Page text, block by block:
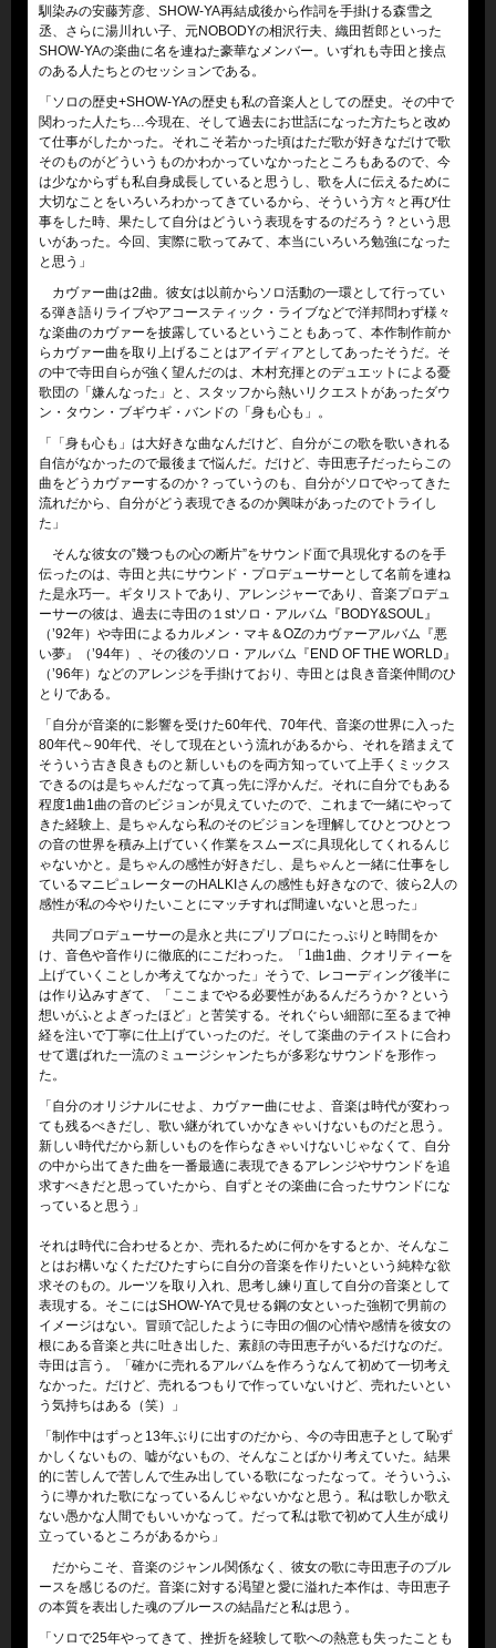
馴染みの安藤芳彦、SHOW-YA再結成後から作詞を手掛ける森雪之
丞、さらに湯川れい子、元NOBODYの相沢行夫、織田哲郎といった
SHOW-YAの楽曲に名を連ねた豪華なメンバー。いずれも寺田と接点
のある人たちとのセッションである。
「ソロの歴史+SHOW-YAの歴史も私の音楽人としての歴史。その中で
関わった人たち…今現在、そして過去にお世話になった方たちと改め
て仕事がしたかった。それこそ若かった頃はただ歌が好きなだけで歌
そのものがどういうものかわかっていなかったところもあるので、今
は少なからずも私自身成長していると思うし、歌を人に伝えるために
大切なことをいろいろわかってきているから、そういう方々と再び仕
事をした時、果たして自分はどういう表現をするのだろう？という思
いがあった。今回、実際に歌ってみて、本当にいろいろ勉強になった
と思う」
カヴァー曲は2曲。彼女は以前からソロ活動の一環として行ってい
る弾き語りライブやアコースティック・ライブなどで洋邦問わず様々
な楽曲のカヴァーを披露しているということもあって、本作制作前か
らカヴァー曲を取り上げることはアイディアとしてあったそうだ。そ
の中で寺田自らが強く望んだのは、木村充揮とのデュエットによる憂
歌団の「嫌んなった」と、スタッフから熱いリクエストがあったダウ
ン・タウン・ブギウギ・バンドの「身も心も」。
「「身も心も」は大好きな曲なんだけど、自分がこの歌を歌いきれる
自信がなかったので最後まで悩んだ。だけど、寺田恵子だったらこの
曲をどうカヴァーするのか？っていうのも、自分がソロでやってきた
流れだから、自分がどう表現できるのか興味があったのでトライし
た」
そんな彼女の‟幾つもの心の断片”をサウンド面で具現化するのを手
伝ったのは、寺田と共にサウンド・プロデューサーとして名前を連ね
た是永巧一。ギタリストであり、アレンジャーであり、音楽プロデュ
ーサーの彼は、過去に寺田の１stソロ・アルバム『BODY&SOUL』
（’92年）や寺田によるカルメン・マキ＆OZのカヴァーアルバム『悪
い夢』（’94年）、その後のソロ・アルバム『END OF THE WORLD』
（’96年）などのアレンジを手掛けており、寺田とは良き音楽仲間のひ
とりである。
「自分が音楽的に影響を受けた60年代、70年代、音楽の世界に入った
80年代～90年代、そして現在という流れがあるから、それを踏まえて
そういう古き良きものと新しいものを両方知っていて上手くミックス
できるのは是ちゃんだなって真っ先に浮かんだ。それに自分でもある
程度1曲1曲の音のビジョンが見えていたので、これまで一緒にやって
きた経験上、是ちゃんなら私のそのビジョンを理解してひとつひとつ
の音の世界を積み上げていく作業をスムーズに具現化してくれるんじ
ゃないかと。是ちゃんの感性が好きだし、是ちゃんと一緒に仕事をし
ているマニピュレーターのHALKIさんの感性も好きなので、彼ら2人の
感性が私の今やりたいことにマッチすれば間違いないと思った」
共同プロデューサーの是永と共にプリプロにたっぷりと時間をか
け、音色や音作りに徹底的にこだわった。「1曲1曲、クオリティーを
上げていくことしか考えてなかった」そうで、レコーディング後半に
は作り込みすぎて、「ここまでやる必要性があるんだろうか？という
想いがふとよぎったほど」と苦笑する。それぐらい細部に至るまで神
経を注いで丁寧に仕上げていったのだ。そして楽曲のテイストに合わ
せて選ばれた一流のミュージシャンたちが多彩なサウンドを形作っ
た。
「自分のオリジナルにせよ、カヴァー曲にせよ、音楽は時代が変わっ
ても残るべきだし、歌い継がれていかなきゃいけないものだと思う。
新しい時代だから新しいものを作らなきゃいけないじゃなくて、自分
の中から出てきた曲を一番最適に表現できるアレンジやサウンドを追
求すべきだと思っていたから、自ずとその楽曲に合ったサウンドにな
っていると思う」
それは時代に合わせるとか、売れるために何かをするとか、そんなこ
とはお構いなくただひたすらに自分の音楽を作りたいという純粋な欲
求そのもの。ルーツを取り入れ、思考し練り直して自分の音楽として
表現する。そこにはSHOW-YAで見せる鋼の女といった強靭で男前の
イメージはない。冒頭で記したように寺田の個の心情や感情を彼女の
根にある音楽と共に吐き出した、素顔の寺田恵子がいるだけなのだ。
寺田は言う。「確かに売れるアルバムを作ろうなんて初めて一切考え
なかった。だけど、売れるつもりで作っていないけど、売れたいとい
う気持ちはある（笑）」
「制作中はずっと13年ぶりに出すのだから、今の寺田恵子として恥ず
かしくないもの、嘘がないもの、そんなことばかり考えていた。結果
的に苦しんで苦しんで生み出している歌になったなって。そういうふ
うに導かれた歌になっているんじゃないかなと思う。私は歌しか歌え
ない愚かな人間でもいいかなって。だって私は歌で初めて人生が成り
立っているところがあるから」
だからこそ、音楽のジャンル関係なく、彼女の歌に寺田恵子のブル
ースを感じるのだ。音楽に対する渇望と愛に溢れた本作は、寺田恵子
の本質を表出した魂のブルースの結晶だと私は思う。
「ソロで25年やってきて、挫折を経験して歌への熱意も失ったことも